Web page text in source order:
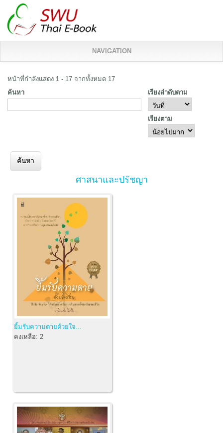
NAVIGATION
หน้าที่กำลังแสดง 1 - 17 จากทั้งหมด 17
ค้นหา
เรียงลำดับตาม
เรียงตาม
ศาสนาและปรัชญา
ยิ้มรับความตายด้วยใจ...
คงเหลือ: 2